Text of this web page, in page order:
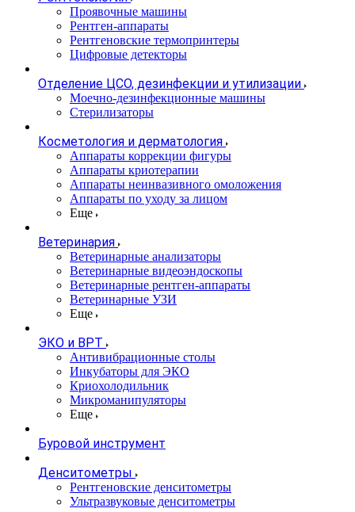
Проявочные машины
Рентген-аппараты
Рентгеновские термопринтеры
Цифровые детекторы
Отделение ЦСО, дезинфекции и утилизации
Моечно-дезинфекционные машины
Стерилизаторы
Косметология и дерматология
Аппараты коррекции фигуры
Аппараты криотерапии
Аппараты неинвазивного омоложения
Аппараты по уходу за лицом
Еще
Ветеринария
Ветеринарные анализаторы
Ветеринарные видеоэндоскопы
Ветеринарные рентген-аппараты
Ветеринарные УЗИ
Еще
ЭКО и ВРТ
Антивибрационные столы
Инкубаторы для ЭКО
Криохолодильник
Микроманипуляторы
Еще
Буровой инструмент
Денситометры
Рентгеновские денситометры
Ультразвуковые денситометры